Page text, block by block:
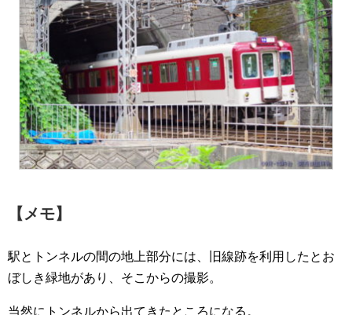
【メモ】
駅とトンネルの間の地上部分には、旧線跡を利用したとお
ぼしき緑地があり、そこからの撮影。
当然にトンネルから出てきたところになる。